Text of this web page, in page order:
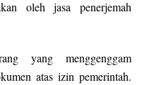
oleh jasa penerjemah
yang menggenggam
atas izin pemerintah.